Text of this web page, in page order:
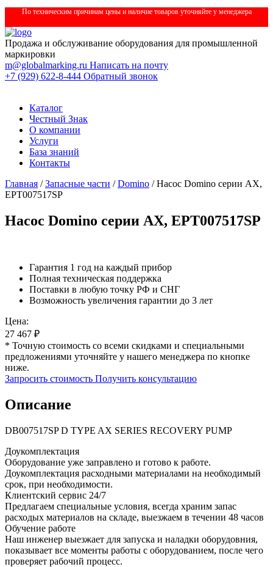
По техническим причинам цены и наличие товаров уточняйте у менеджера
Продажа и обслуживание оборудования для промышленной
маркировки
m@globalmarking.ru Написать на почту
+7 (929) 622-8-444 Обратный звонок
Каталог
Честный Знак
О компании
Услуги
База знаний
Контакты
Главная /Запасные части /Domino / Насос Domino серии AX,
EPT007517SP
Насос Domino серии AX, EPT007517SP
Гарантия 1 год на каждый прибор
Полная техническая поддержка
Поставки в любую точку РФ и СНГ
Возможность увеличения гарантии до 3 лет
Цена:
27 467 ₽
* Точную стоимость со всеми скидками и специальными
предложениями уточняйте у нашего менеджера по кнопке
ниже.
Запросить стоимость Получить консультацию
Описание
DB007517SP D TYPE AX SERIES RECOVERY PUMP
Доукомплектация
Оборудование уже заправлено и готово к работе.
Доукомплектация расходными материалами на необходимый
срок, при необходимости.
Клиентский сервис 24/7
Предлагаем специальные условия, всегда храним запас
расходых материалов на складе, выезжаем в течении 48 часов
Обучение работе
Наш инженер выезжает для запуска и наладки оборудовния,
показывает все моменты работы с оборудованием, после чего
проверяет рабочий процесс.